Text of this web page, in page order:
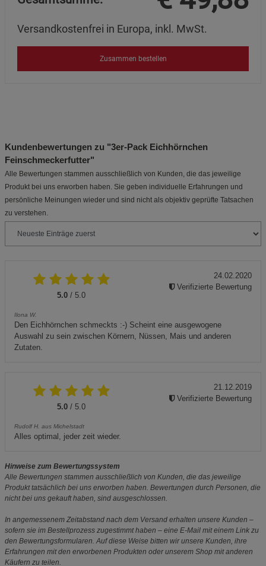
Versandkostenfrei in Europa, inkl. MwSt.
Zusammen bestellen
Kundenbewertungen zu "3er-Pack Eichhörnchen
Feinschmeckerfutter"
Alle Bewertungen stammen ausschließlich von Kunden, die das jeweilige
Produkt bei uns erworben haben. Sie geben individuelle Erfahrungen und
persönliche Meinungen wieder und sind nicht als objektiv geprüfte Tatsachen
zu verstehen.
5.0 / 5.0
Ilona W.
Den Eichhörnchen schmeckts :-) Scheint eine ausgewogene
Auswahl zu sein zwischen Körnern, Nüssen, Mais und anderen
Zutaten.
24.02.2020
Verifizierte Bewertung
5.0 / 5.0
Rudolf H. aus Michelstadt
Alles optimal, jeder zeit wieder.
21.12.2019
Verifizierte Bewertung
Hinweise zum Bewertungssystem
Alle Bewertungen stammen ausschließlich von Kunden, die das jeweilige
Produkt tatsächlich bei uns erworben haben. Bewertungen durch Personen, die
nicht bei uns gekauft haben, sind ausgeschlossen.
In angemessenem Zeitabstand nach dem Versand erhalten unsere Kunden –
sofern sie im Bestellprozess zugestimmt haben – eine E-Mail mit einem Link zu
den Bewertungsformularen. Auf diese Weise bitten wir unsere Kunden, ihre
Erfahrungen mit den erworbenen Produkten oder unserem Shop mit anderen
Käufern zu teilen.